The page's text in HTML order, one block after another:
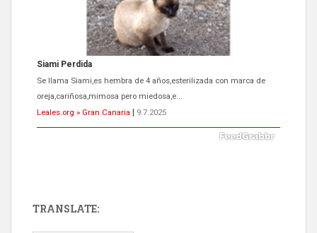
Siami Perdida
Se llama Siami,es hembra de 4 años,esterilizada con marca de
oreja,cariñosa,mimosa pero miedosa,e...
Leales.org » Gran Canaria
9.7.2025
TRANSLATE: